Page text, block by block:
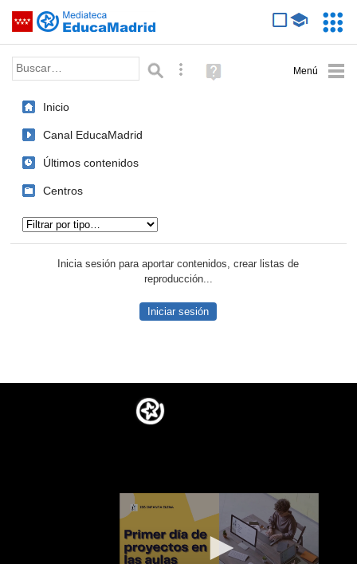
Saltar navegación
Palabra o frase: Búsqueda avanzada
Ayuda
(en
Inicio
Canal EducaMadrid
Últimos contenidos
Centros
Inicia sesión para aportar contenidos, crear listas de
reproducción...
Iniciar sesión